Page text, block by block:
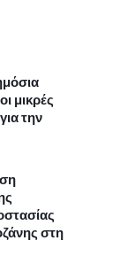
μικρές
την
στη